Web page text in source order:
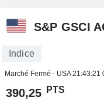
S&P GSCI
Indice
Marché Fermé - USA21:43:21
390,25 PTS